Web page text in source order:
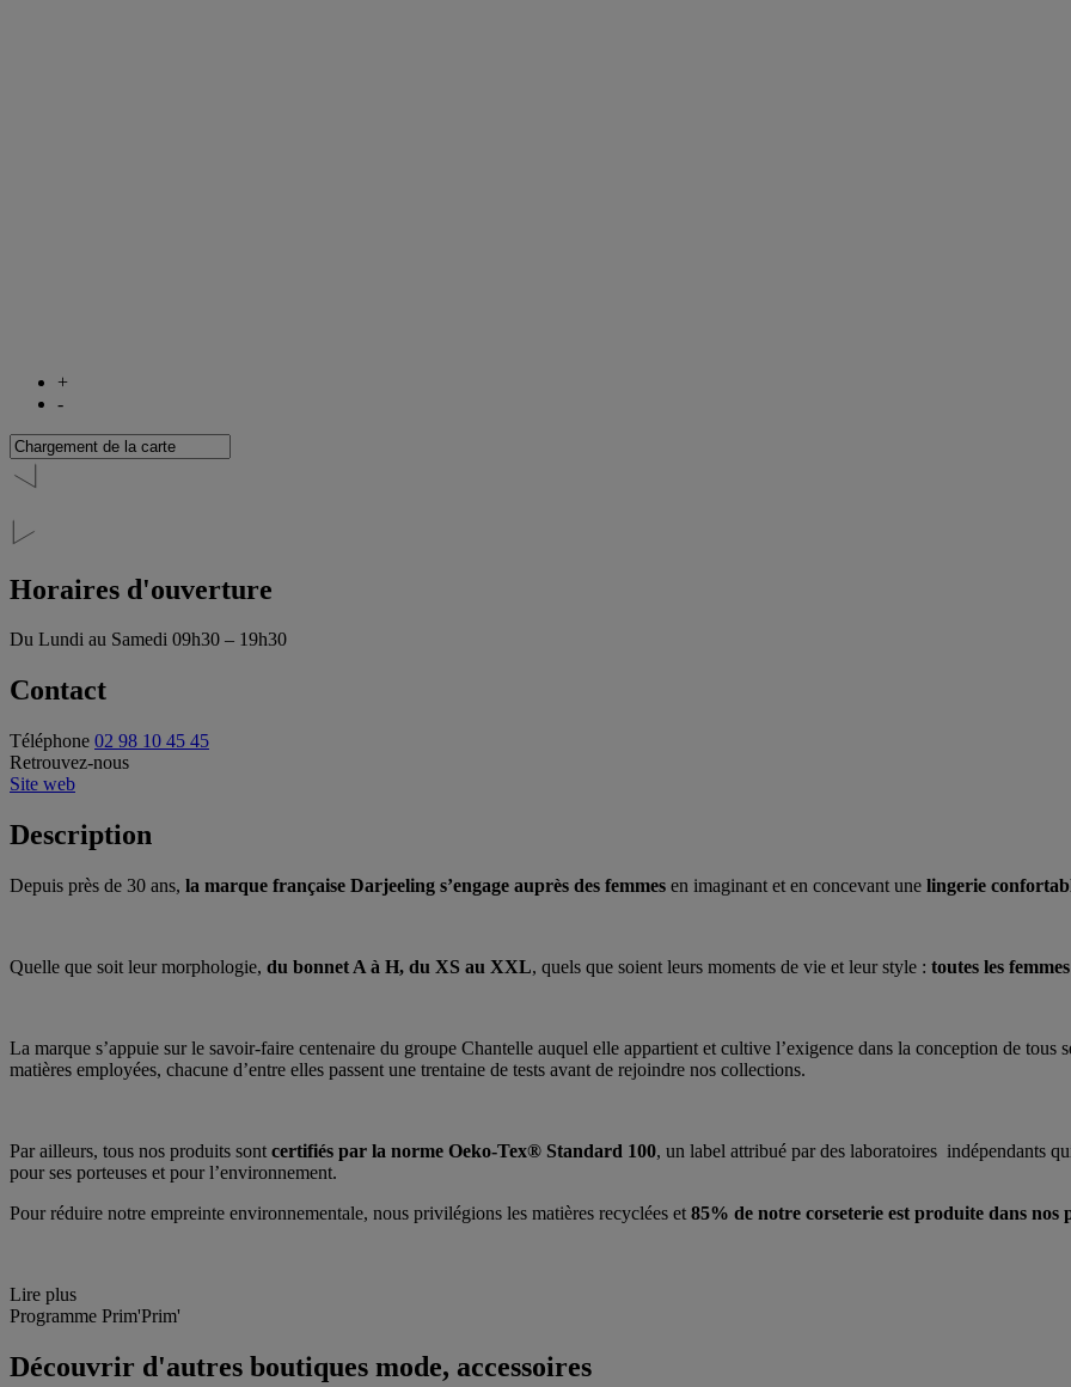
+
-
Horaires d'ouverture
Du Lundi au Samedi 09h30 – 19h30
Contact
Téléphone 02 98 10 45 45
Retrouvez-nous
Site web
Description
Depuis près de 30 ans, la marque française Darjeeling s’engage auprès des femmes en imaginant et en concevant une lingerie
Quelle que soit leur morphologie, du bonnet A à H, du XS au XXL, quels que soient leurs moments de vie et leur style : toutes les
La marque s’appuie sur le savoir-faire centenaire du groupe Chantelle auquel elle appartient et cultive l’exigence dans la conception de tous
matières employées, chacune d’entre elles passent une trentaine de tests avant de rejoindre nos collections.
Par ailleurs, tous nos produits sont certifiés par la norme Oeko-Tex® Standard 100, un label attribué par des laboratoires indépendants
pour ses porteuses et pour l’environnement.
Pour réduire notre empreinte environnementale, nous privilégions les matières recyclées et 85% de notre corseterie est produite dans nos
Lire plus
Programme Prim'Prim'
Découvrir d'autres boutiques mode, accessoires